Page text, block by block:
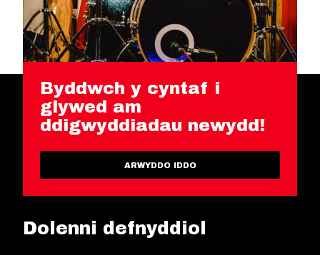
Byddwch y cyntaf i
glywed am
ddigwyddiadau newydd!
ARWYDDO IDDO
Dolenni defnyddiol